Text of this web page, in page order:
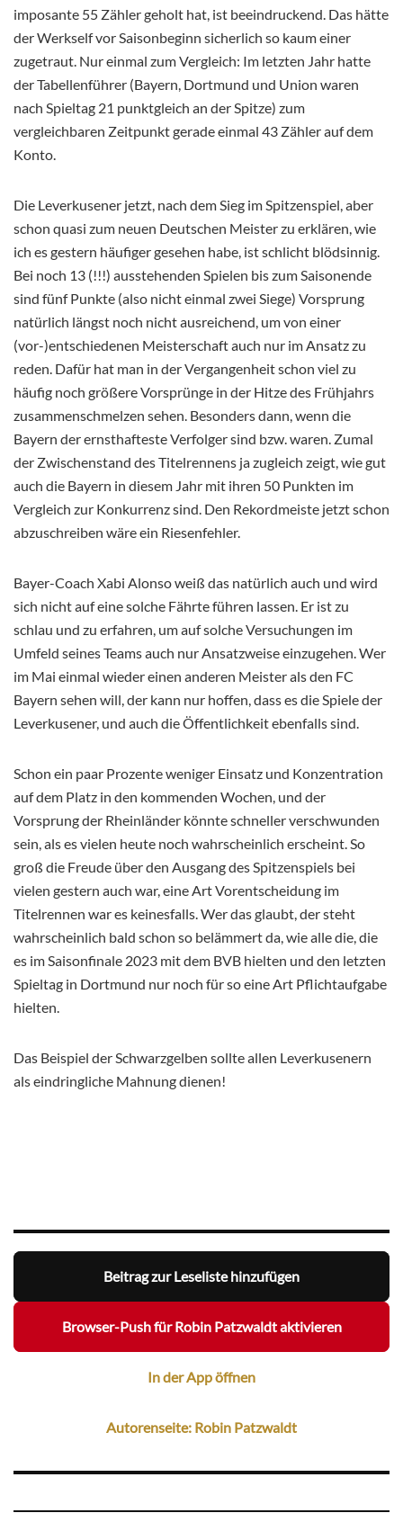
imposante 55 Zähler geholt hat, ist beeindruckend. Das hätte
der Werkself vor Saisonbeginn sicherlich so kaum einer
zugetraut. Nur einmal zum Vergleich: Im letzten Jahr hatte
der Tabellenführer (Bayern, Dortmund und Union waren
nach Spieltag 21 punktgleich an der Spitze) zum
vergleichbaren Zeitpunkt gerade einmal 43 Zähler auf dem
Konto.
Die Leverkusener jetzt, nach dem Sieg im Spitzenspiel, aber
schon quasi zum neuen Deutschen Meister zu erklären, wie
ich es gestern häufiger gesehen habe, ist schlicht blödsinnig.
Bei noch 13 (!!!) ausstehenden Spielen bis zum Saisonende
sind fünf Punkte (also nicht einmal zwei Siege) Vorsprung
natürlich längst noch nicht ausreichend, um von einer
(vor-)entschiedenen Meisterschaft auch nur im Ansatz zu
reden. Dafür hat man in der Vergangenheit schon viel zu
häufig noch größere Vorsprünge in der Hitze des Frühjahrs
zusammenschmelzen sehen. Besonders dann, wenn die
Bayern der ernsthafteste Verfolger sind bzw. waren. Zumal
der Zwischenstand des Titelrennens ja zugleich zeigt, wie gut
auch die Bayern in diesem Jahr mit ihren 50 Punkten im
Vergleich zur Konkurrenz sind. Den Rekordmeiste jetzt schon
abzuschreiben wäre ein Riesenfehler.
Bayer-Coach Xabi Alonso weiß das natürlich auch und wird
sich nicht auf eine solche Fährte führen lassen. Er ist zu
schlau und zu erfahren, um auf solche Versuchungen im
Umfeld seines Teams auch nur Ansatzweise einzugehen. Wer
im Mai einmal wieder einen anderen Meister als den FC
Bayern sehen will, der kann nur hoffen, dass es die Spiele der
Leverkusener, und auch die Öffentlichkeit ebenfalls sind.
Schon ein paar Prozente weniger Einsatz und Konzentration
auf dem Platz in den kommenden Wochen, und der
Vorsprung der Rheinländer könnte schneller verschwunden
sein, als es vielen heute noch wahrscheinlich erscheint. So
groß die Freude über den Ausgang des Spitzenspiels bei
vielen gestern auch war, eine Art Vorentscheidung im
Titelrennen war es keinesfalls. Wer das glaubt, der steht
wahrscheinlich bald schon so belämmert da, wie alle die, die
es im Saisonfinale 2023 mit dem BVB hielten und den letzten
Spieltag in Dortmund nur noch für so eine Art Pflichtaufgabe
hielten.
Das Beispiel der Schwarzgelben sollte allen Leverkusenern
als eindringliche Mahnung dienen!
Beitrag zur Leseliste hinzufügen
Browser-Push für Robin Patzwaldt aktivieren
In der App öffnen
Autorenseite: Robin Patzwaldt